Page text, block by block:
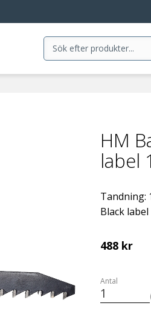
HM
label
Tandning:
Black label
488kr
Antal